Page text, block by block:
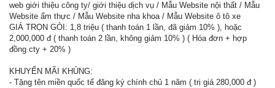
web giới thiệu công ty/ giới thiệu dịch vụ / Mẫu Website nội thất / Mẫu
Website ẩm thực / Mẫu Website nha khoa / Mẫu Website ô tô xe
GIÁ TRỌN GÓI: 1,8 triệu ( thanh toán 1 lần, đã giảm 10% ), hoặc
2,000,000 đ ( thanh toán 2 lần, không giảm 10% ) ( Hóa đơn + hợp
đồng cty + 20% )
KHUYẾN MÃI KHỦNG:
- Tặng tên miền quốc tế đăng ký chính chủ 1 năm ( trị giá 280,000 đ )